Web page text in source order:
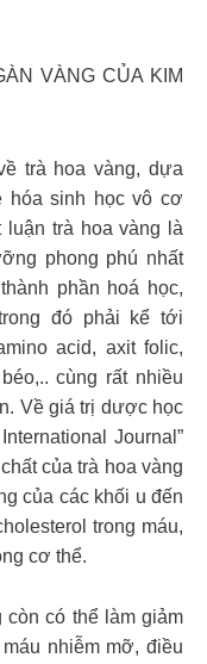
VÀNG CỦA KIM
trà hoa vàng, dựa
hóa sinh học vô cơ
luận trà hoa vàng là
phong phú nhất
phần hoá học,
đó phải kể tới
acid, axit folic,
cùng rất nhiều
Về giá trị dược học
Journal”
của trà hoa vàng
của các khối u đến
trong máu,
cơ thể.
có thể làm giảm
nhiễm mỡ, điều